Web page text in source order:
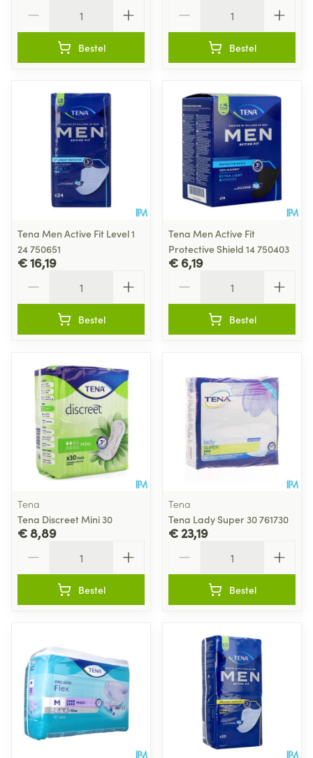
Bestel Bestel
Tena Men Active Fit Level 1
24 750651
€ 16,19
Bestel
Tena Men Active Fit
Protective Shield 14 750403
€ 6,19
Bestel
Tena
Tena Discreet Mini 30
€ 8,89
Bestel
Tena
Tena Lady Super 30 761730
€ 23,19
Bestel